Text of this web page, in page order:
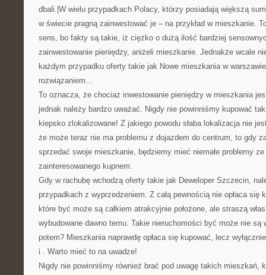
dbali.|W wielu przypadkach Polacy, którzy posiadają większą
w świecie pragną zainwestować je – na przykład w mieszkanie.
sens, bo fakty są takie, iż ciężko o dużą ilość bardziej
zainwestowanie pieniędzy, aniżeli mieszkanie. Jednakże wcale
każdym przypadku oferty takie jak Nowe mieszkania w
rozwiązaniem…
To oznacza, że chociaż inwestowanie pieniędzy w mieszkania
jednak należy bardzo uważać. Nigdy nie powinniśmy kupować
kiepsko zlokalizowane! Z jakiego powodu słaba lokalizacja nie
że może teraz nie ma problemu z dojazdem do centrum, to gdy
sprzedać swoje mieszkanie, będziemy mieć niemałe problemy
zainteresowanego kupnem.
Gdy w rachubę wchodzą oferty takie jak Deweloper Szczecin,
przypadkach z wyprzedzeniem. Z całą pewnością nie opłaca się
które być może są całkiem atrakcyjnie położone, ale straszą
wybudowane dawno temu. Takie nieruchomości być może nie są
potem? Mieszkania naprawdę opłaca się kupować, lecz
i . Warto mieć to na uwadze!
Nigdy nie powinniśmy również brać pod uwagę takich mieszkań,